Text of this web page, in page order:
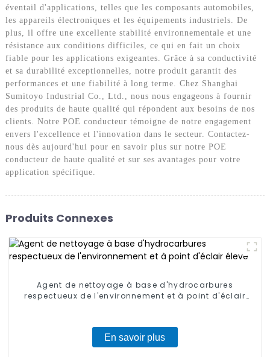
éventail d'applications, telles que les composants automobiles,
les appareils électroniques et les équipements industriels. De
plus, il offre une excellente stabilité environnementale et une
résistance aux conditions difficiles, ce qui en fait un choix
fiable pour les applications exigeantes. Grâce à sa conductivité
et sa durabilité exceptionnelles, notre produit garantit des
performances et une fiabilité à long terme. Chez Shanghai
Sumitoyo Industrial Co., Ltd., nous nous engageons à fournir
des produits de haute qualité qui répondent aux besoins de nos
clients. Notre POE conducteur témoigne de notre engagement
envers l'excellence et l'innovation dans le secteur. Contactez-
nous dès aujourd'hui pour en savoir plus sur notre POE
conducteur de haute qualité et sur ses avantages pour votre
application spécifique.
Produits Connexes
Agent de nettoyage à base d'hydrocarbures
respectueux de l'environnement et à point d'éclair
En savoir plus